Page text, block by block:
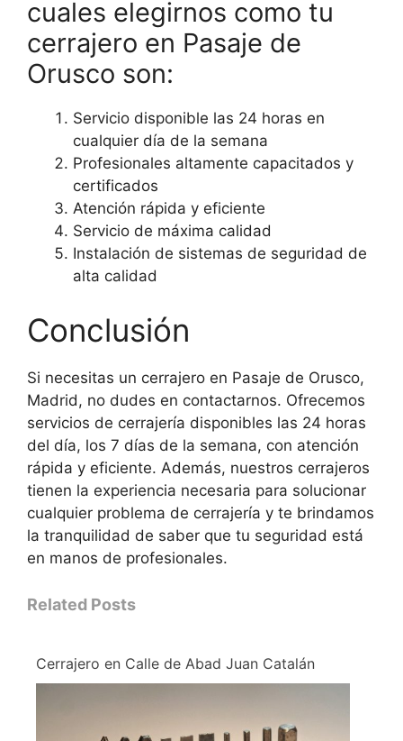
cuales elegirnos como tu
cerrajero en Pasaje de
Orusco son:
Servicio disponible las 24 horas en
cualquier día de la semana
Profesionales altamente capacitados y
certificados
Atención rápida y eficiente
Servicio de máxima calidad
Instalación de sistemas de seguridad de
alta calidad
Conclusión
Si necesitas un cerrajero en Pasaje de Orusco,
Madrid, no dudes en contactarnos. Ofrecemos
servicios de cerrajería disponibles las 24 horas
del día, los 7 días de la semana, con atención
rápida y eficiente. Además, nuestros cerrajeros
tienen la experiencia necesaria para solucionar
cualquier problema de cerrajería y te brindamos
la tranquilidad de saber que tu seguridad está
en manos de profesionales.
Related Posts
Cerrajero en Calle de Abad Juan Catalán